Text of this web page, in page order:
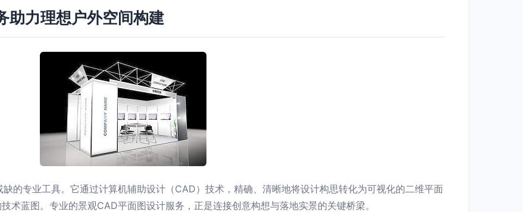
助力理想户外空间构建
的专业工具。它通过计算机辅助设计（CAD）技术，精确、清晰地将设计构思转化为可视化的二维平面
术蓝图。专业的景观CAD平面图设计服务，正是连接创意构想与落地实景的关键桥梁。